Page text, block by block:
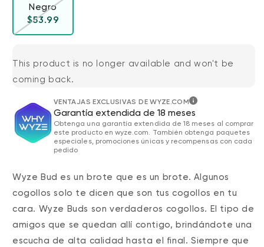
Negro
Variante agotada o no disponible
Precio habitual
$53.99
This product is no longer available and won't be
coming back.
VENTAJAS EXCLUSIVAS DE WYZE.COM
Garantía extendida de 18 meses
Obtenga una garantía extendida de 18 meses al comprar
este producto en wyze.com. También obtenga paquetes
especiales, promociones únicas y recompensas con cada
pedido
Wyze Bud es un brote que es un brote. Algunos
cogollos solo te dicen que son tus cogollos en tu
cara. Wyze Buds son verdaderos cogollos. El tipo de
amigos que se quedan allí contigo, brindándote una
escucha de alta calidad hasta el final. Siempre que